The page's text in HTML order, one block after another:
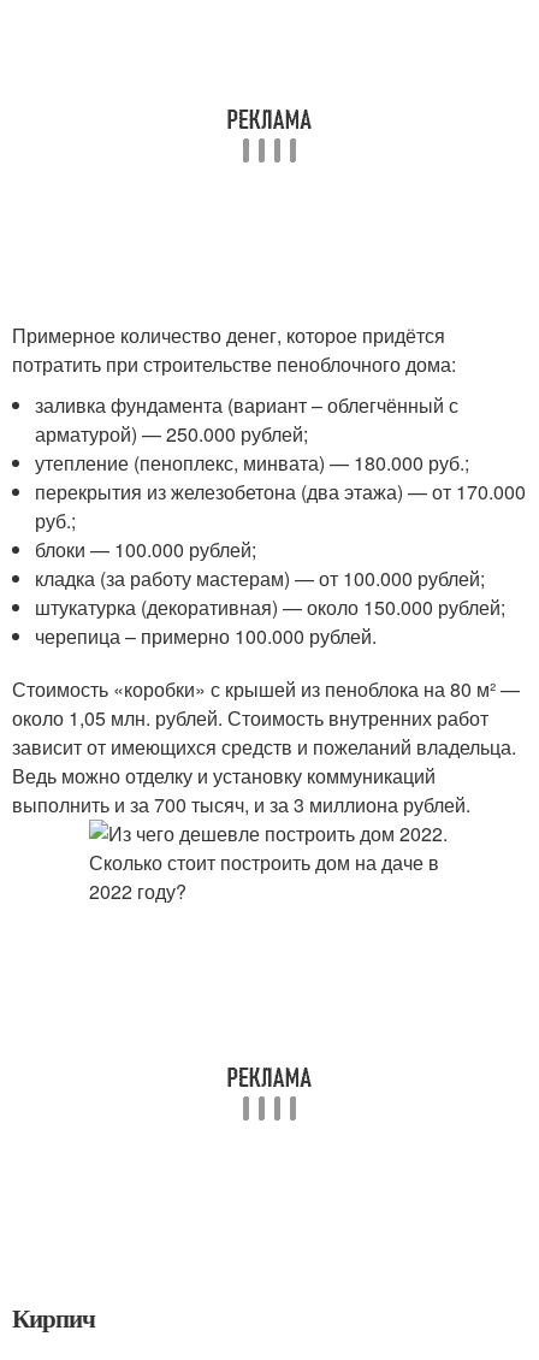
Примерное количество денег, которое придётся
потратить при строительстве пеноблочного дома:
заливка фундамента (вариант – облегчённый с
арматурой) — 250.000 рублей;
утепление (пеноплекс, минвата) — 180.000 руб.;
перекрытия из железобетона (два этажа) — от 170.000
руб.;
блоки — 100.000 рублей;
кладка (за работу мастерам) — от 100.000 рублей;
штукатурка (декоративная) — около 150.000 рублей;
черепица – примерно 100.000 рублей.
Стоимость «коробки» с крышей из пеноблока на 80 м² —
около 1,05 млн. рублей. Стоимость внутренних работ
зависит от имеющихся средств и пожеланий владельца.
Ведь можно отделку и установку коммуникаций
выполнить и за 700 тысяч, и за 3 миллиона рублей.
Кирпич